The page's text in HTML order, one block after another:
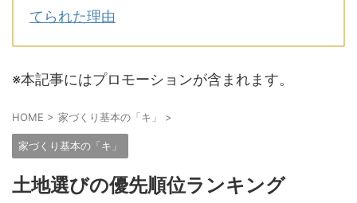
てられた理由
※本記事にはプロモーションが含まれます。
HOME > 家づくり基本の「キ」 >
家づくり基本の「キ」
土地選びの優先順位ランキング